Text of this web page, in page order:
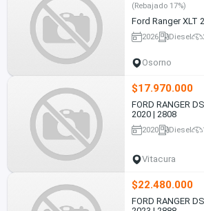
(Rebajado 17%)
Ford Ranger XLT
2026 Diesel
Osorno
$17.970.000
FORD RANGER
2020 | 2808
2020 Diesel
Vitacura
$22.480.000
FORD RANGER